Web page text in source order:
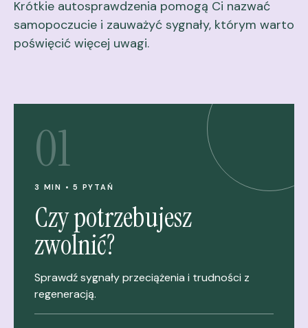
Krótkie autosprawdzenia pomogą Ci nazwać
samopoczucie i zauważyć sygnały, którym warto
poświęcić więcej uwagi.
01
3 MIN • 5 PYTAŃ
Czy potrzebujesz
zwolnić?
Sprawdź sygnały przeciążenia i trudności z
regeneracją.